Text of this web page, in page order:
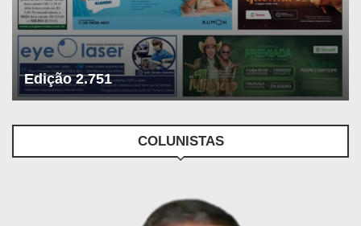
Edição 2.751
COLUNISTAS